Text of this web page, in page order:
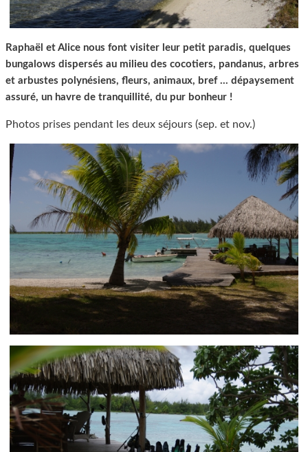
Raphaël et Alice nous font visiter leur petit paradis, quelques
bungalows dispersés au milieu des cocotiers, pandanus, arbres
et arbustes polynésiens, fleurs, animaux, bref ... dépaysement
assuré, un havre de tranquillité, du pur bonheur !
Photos prises pendant les deux séjours (sep. et nov.)